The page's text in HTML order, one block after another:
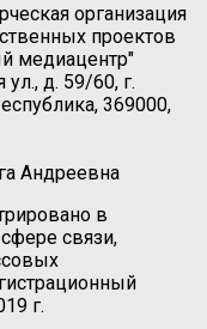
организация
проектов
медиацентр"
д. 59/60, г.
369000,
Андреевна
в
связи,
г.